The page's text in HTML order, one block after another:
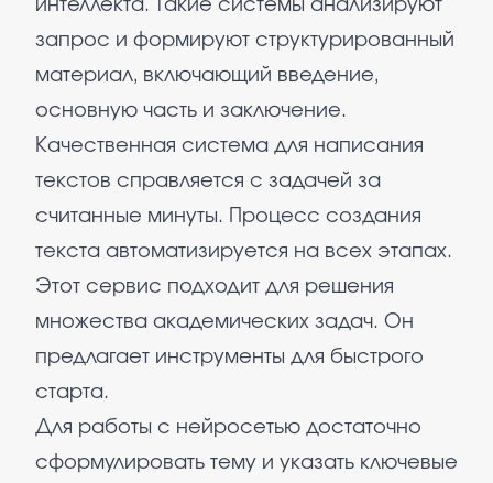
интеллекта. Такие системы анализируют
запрос и формируют структурированный
материал, включающий введение,
основную часть и заключение.
Качественная система для написания
текстов справляется с задачей за
считанные минуты. Процесс создания
текста автоматизируется на всех этапах.
Этот сервис подходит для решения
множества академических задач. Он
предлагает инструменты для быстрого
старта.
Для работы с нейросетью достаточно
сформулировать тему и указать ключевые